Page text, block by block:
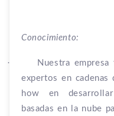
Conocimiento:
·
Nuestra
expertos en
how en
basadas en la nube